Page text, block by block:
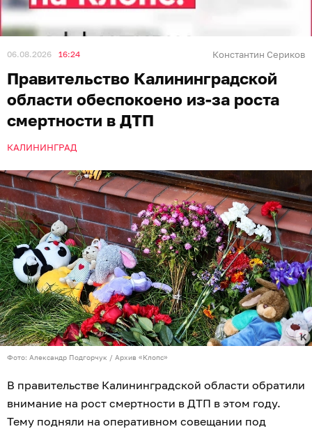
06.08.2026 16:24 Константин Сериков
Правительство Калининградской
области обеспокоено из-за роста
смертности в ДТП
КАЛИНИНГРАД
Фото: Александр Подгорчук / Архив «Клопс»
В правительстве Калининградской области обратили
внимание на рост смертности в ДТП в этом году.
Тему подняли на оперативном совещании под